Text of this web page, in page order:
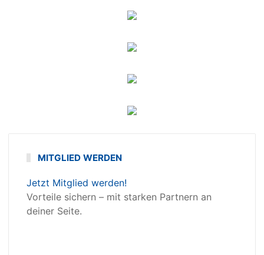
MITGLIED WERDEN
Jetzt Mitglied werden!
Vorteile sichern – mit starken Partnern an
deiner Seite.